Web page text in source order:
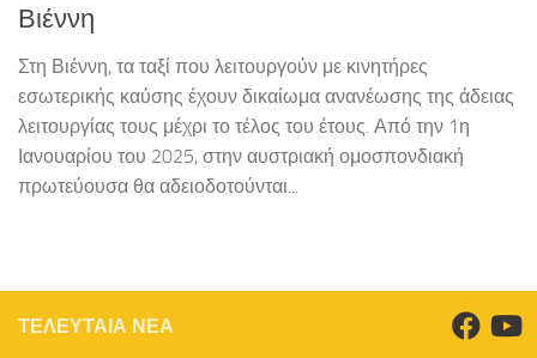
Βιέννη
Στη Βιέννη, τα ταξί που λειτουργούν με κινητήρες
εσωτερικής καύσης έχουν δικαίωμα ανανέωσης της άδειας
λειτουργίας τους μέχρι το τέλος του έτους. Από την 1η
Ιανουαρίου του 2025, στην αυστριακή ομοσπονδιακή
πρωτεύουσα θα αδειοδοτούνται...
ΤΕΛΕΥΤΑΙΑ ΝΕΑ